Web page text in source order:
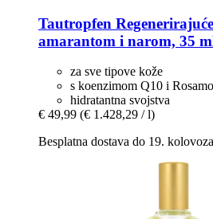
Tautropfen
amarantom i narom, 35
za sve tipove kože
s koenzimom Q10 i
hidratantna svojstva
€ 49,99 (€ 1.428,29 / l)
Besplatna dostava do 19. kolovoza